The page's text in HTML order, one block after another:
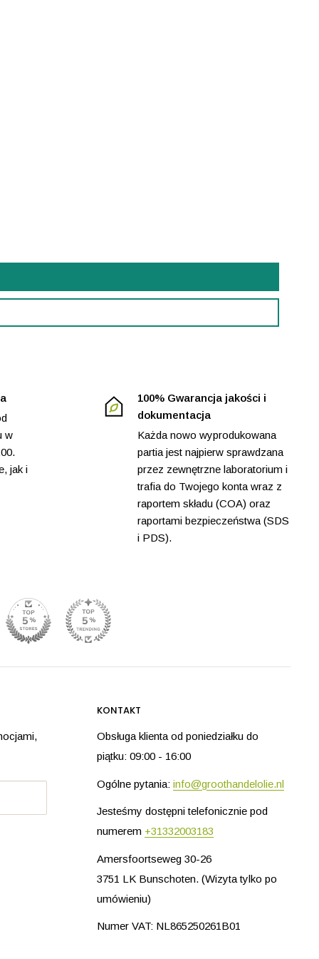
w
jak i
100% Gwarancja jakości i
dokumentacja
Każda nowo wyprodukowana
partia jest najpierw sprawdzana
przez zewnętrzne laboratorium i
trafia do Twojego konta wraz z
raportem składu (COA) oraz
raportami bezpieczeństwa (SDS
i PDS).
KONTAKT
Obsługa klienta od poniedziałku do
piątku: 09:00 - 16:00
Ogólne pytania: info@groothandelolie.nl
Jesteśmy dostępni telefonicznie pod
numerem +31332003183
Amersfoortseweg 30-26
3751 LK Bunschoten. (Wizyta tylko po
umówieniu)
Numer VAT: NL865250261B01